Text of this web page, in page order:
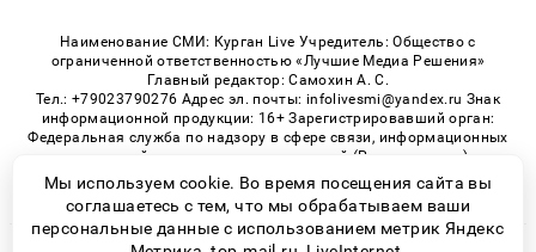
Наименование СМИ: Курган Live Учредитель: Общество с
ограниченной ответственностью «Лучшие Медиа Решения»
Главный редактор: Самохин А. С.
Тел.: +79023790276 Адрес эл. почты: infolivesmi@yandex.ru Знак
информационной продукции: 16+ Зарегистрировавший орган:
Федеральная служба по надзору в сфере связи, информационных
технологий и массовых коммуникаций (Роскомнадзор)
Регистрационный номер СМИ ЭЛ № ФС 77 - 82535 от 21.01.2022
Мы используем cookie. Во время посещения сайта вы
соглашаетесь с тем, что мы обрабатываем ваши
персональные данные с использованием метрик Яндекс